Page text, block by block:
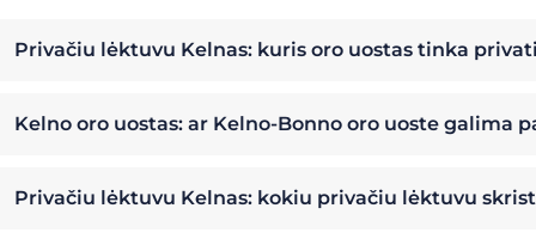
Privačiu lėktuvu Kelnas: kuris oro uostas tinka
Kelno oro uostas: ar Kelno-Bonno oro uoste galima
Privačiu lėktuvu Kelnas: kokiu privačiu lėktuvu